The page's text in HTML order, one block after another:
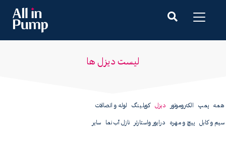
لیست دیزل ها
همه پمپ الکتروموتور دیزل کوپلینگ لوله و اتصالات
سیم و کابل پیچ و مهره درایور واستارتر نازل آب نما سایر